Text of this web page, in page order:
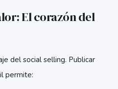
El corazón del
del social selling. Publicar
permite: